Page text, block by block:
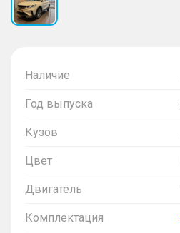
Наличие
Год выпуска
Кузов
Цвет
Двигатель
Комплектация